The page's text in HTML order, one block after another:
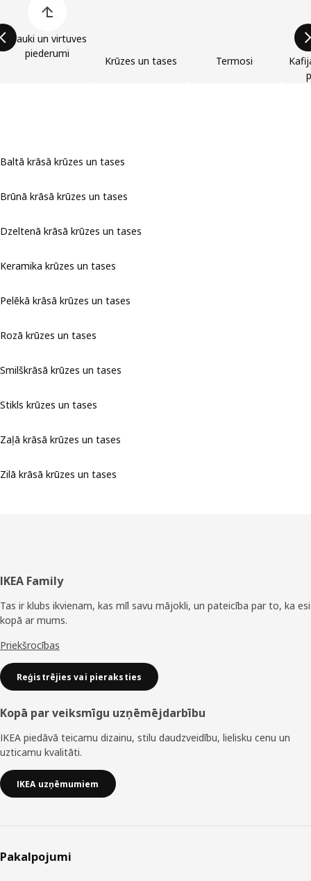
Trauki un virtuves
piederumi
Krūzes un tases Termosi
Baltā krāsā krūzes un tases
Brūnā krāsā krūzes un tases
Dzeltenā krāsā krūzes un tases
Keramika krūzes un tases
Pelēkā krāsā krūzes un tases
Rozā krūzes un tases
Smilškrāsā krūzes un tases
Stikls krūzes un tases
Zaļā krāsā krūzes un tases
Zilā krāsā krūzes un tases
Kājene
IKEA Family
Tas ir klubs ikvienam, kas mīl savu mājokli, un pateicība par to, ka esi
kopā ar mums.
Priekšrocības
Reģistrējies vai pieraksties
Kopā par veiksmīgu uzņēmējdarbību
IKEA piedāvā teicamu dizainu, stilu daudzveidību, lielisku cenu un
uzticamu kvalitāti.
IKEA uzņēmumiem
Pakalpojumi